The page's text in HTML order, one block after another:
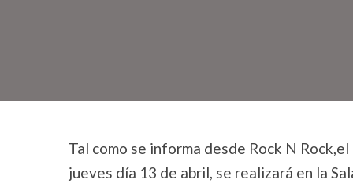
Tal como se informa desde Rock N
jueves día 13 de abril, se realizará en la